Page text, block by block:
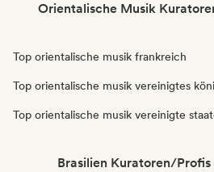
Orientalische Musik
Top orientalische musik frankreich
Top orientalische musik vereinigtes
Top orientalische musik vereinigte
Brasilien Kuratoren/